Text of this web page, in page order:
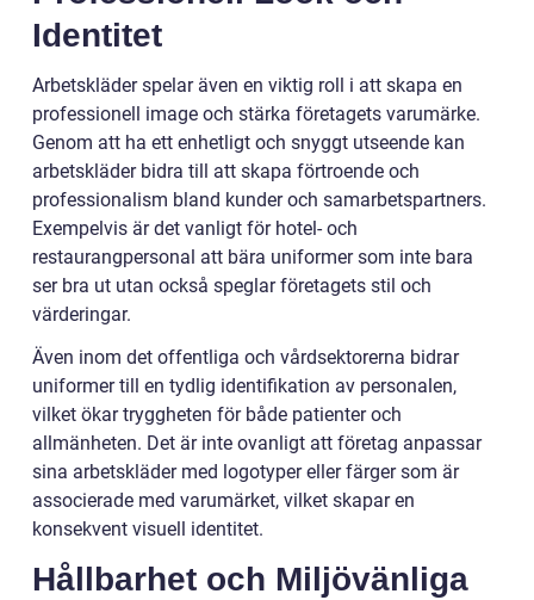
Identitet
Arbetskläder spelar även en viktig roll i att skapa en
professionell image och stärka företagets varumärke.
Genom att ha ett enhetligt och snyggt utseende kan
arbetskläder bidra till att skapa förtroende och
professionalism bland kunder och samarbetspartners.
Exempelvis är det vanligt för hotel- och
restaurangpersonal att bära uniformer som inte bara
ser bra ut utan också speglar företagets stil och
värderingar.
Även inom det offentliga och vårdsektorerna bidrar
uniformer till en tydlig identifikation av personalen,
vilket ökar tryggheten för både patienter och
allmänheten. Det är inte ovanligt att företag anpassar
sina arbetskläder med logotyper eller färger som är
associerade med varumärket, vilket skapar en
konsekvent visuell identitet.
Hållbarhet och Miljövänliga